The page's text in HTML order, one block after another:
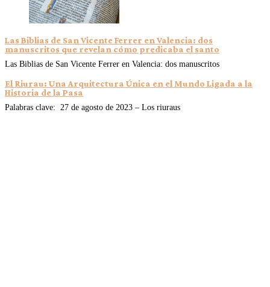
Las Biblias de San Vicente Ferrer en Valencia: dos
manuscritos que revelan cómo predicaba el santo
Las Biblias de San Vicente Ferrer en Valencia: dos manuscritos
El Riurau: Una Arquitectura Única en el Mundo Ligada a la
Historia de la Pasa
Palabras clave: 27 de agosto de 2023 – Los riuraus